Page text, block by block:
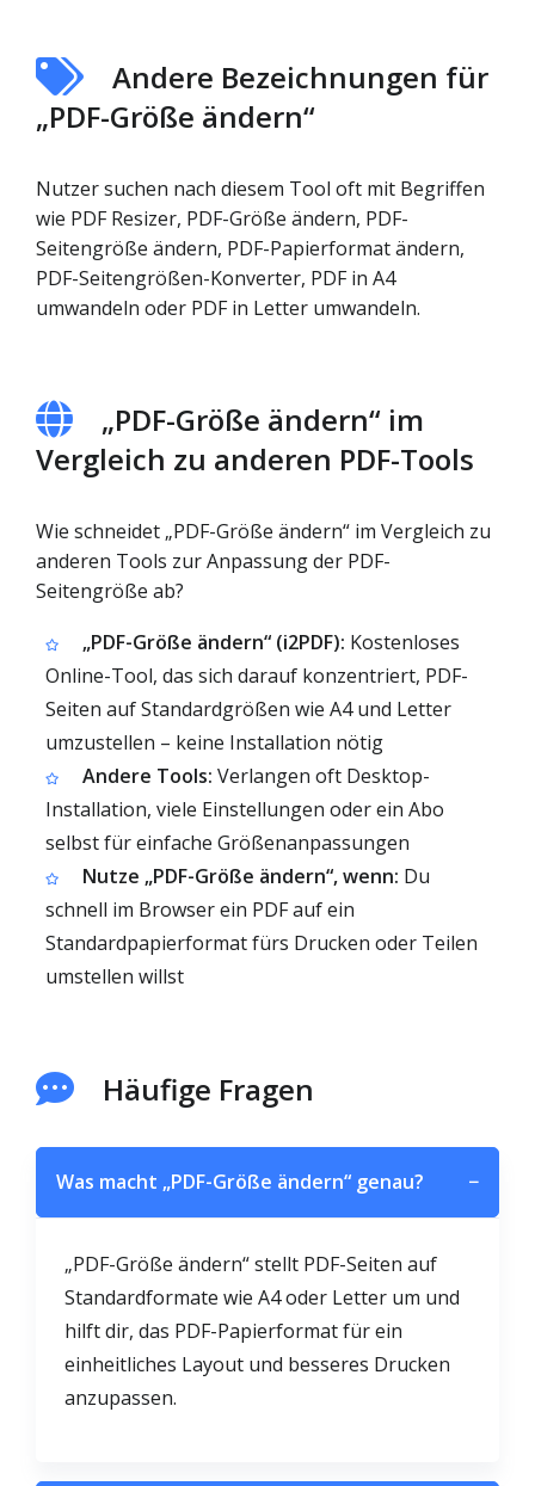
Andere Bezeichnungen für
„PDF-Größe ändern“
Nutzer suchen nach diesem Tool oft mit Begriffen
wie PDF Resizer, PDF-Größe ändern, PDF-
Seitengröße ändern, PDF-Papierformat ändern,
PDF-Seitengrößen-Konverter, PDF in A4
umwandeln oder PDF in Letter umwandeln.
„PDF-Größe ändern“ im
Vergleich zu anderen PDF-Tools
Wie schneidet „PDF-Größe ändern“ im Vergleich zu
anderen Tools zur Anpassung der PDF-
Seitengröße ab?
„PDF-Größe ändern“ (i2PDF): Kostenloses
Online-Tool, das sich darauf konzentriert, PDF-
Seiten auf Standardgrößen wie A4 und Letter
umzustellen – keine Installation nötig
Andere Tools: Verlangen oft Desktop-
Installation, viele Einstellungen oder ein Abo
selbst für einfache Größenanpassungen
Nutze „PDF-Größe ändern“, wenn: Du
schnell im Browser ein PDF auf ein
Standardpapierformat fürs Drucken oder Teilen
umstellen willst
Häufige Fragen
Was macht „PDF-Größe ändern“ genau? −
„PDF-Größe ändern“ stellt PDF-Seiten auf
Standardformate wie A4 oder Letter um und
hilft dir, das PDF-Papierformat für ein
einheitliches Layout und besseres Drucken
anzupassen.